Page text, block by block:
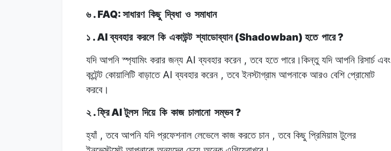
৬. FAQ: সাধারণ কিছু দ্বিধা ও সমাধান
১ . AIব্যবহার করলে কি একাউন্ট শ্যাডোব্যান(Shadowban) হতে পারে?
যদি আপনি স্প্যামিং করার জন্য AIব্যবহার করেন ,তবে হতে পারে।কিন্তু যদি আপনি রিসার্চ এবং
কন্টেন্ট কোয়ালিটি বাড়াতেAIব্যবহার করেন ,তবে ইনস্টাগ্রাম আপনাকে আরও বেশি প্রোমোট
করবে।
২.ফ্রিAIটুলস দিয়ে কি কাজ চালানো সম্ভব?
হ্যাঁ ,তবে আপনি যদি প্রফেশনাল লেভেলে কাজ করতে চান ,তবে কিছু প্রিমিয়াম টুলের